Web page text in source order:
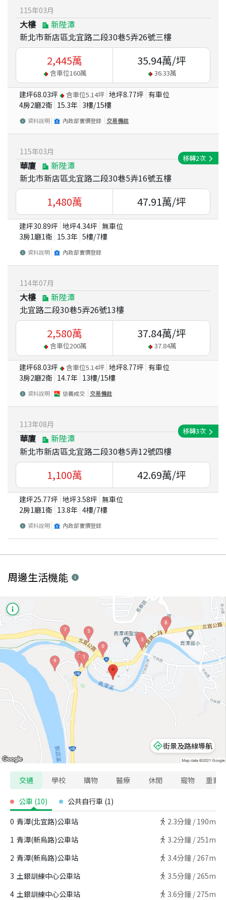
115年03月
大樓
新陛潭
新北市新店區北宜路二段30巷5弄26號三樓
2,445萬
含車位160萬
35.94萬/坪
36.33萬
建坪68.03坪 含車位5.14坪 地坪8.77坪 有車位
4房2廳2衛 15.3年 3樓/15樓
資料說明 內政部實價登錄 交易備註
115年03月
華廈
新陛潭
新北市新店區北宜路二段30巷5弄16號五樓
移轉2次
1,480萬 47.91萬/坪
建坪30.89坪 地坪4.34坪 無車位
3房1廳1衛 15.3年 5樓/7樓
資料說明 內政部實價登錄
114年07月
大樓
新陛潭
北宜路二段30巷5弄26號13樓
2,580萬
含車位200萬
37.84萬/坪
37.84萬
建坪68.03坪 含車位5.14坪 地坪8.77坪 有車位
3房2廳2衛 14.7年 13樓/15樓
資料說明 信義成交 交易備註
113年08月
華廈
新陛潭
新北市新店區北宜路二段30巷5弄12號四樓
移轉3次
1,100萬 42.69萬/坪
建坪25.77坪 地坪3.58坪 無車位
2房1廳1衛 13.8年 4樓/7樓
資料說明 內政部實價登錄
周邊生活機能
街景及路線導航
交通 學校 購物 醫療 休閒 寵物 重要
公車 (10) 公共自行車 (1)
0 青潭(北宜路)公車站 2.3分鐘 / 190m
1 青潭(新烏路)公車站 3.2分鐘 / 251m
2 青潭(新烏路)公車站 3.4分鐘 / 267m
3 土銀訓練中心公車站 3.5分鐘 / 265m
4 土銀訓練中心公車站 3.6分鐘 / 275m